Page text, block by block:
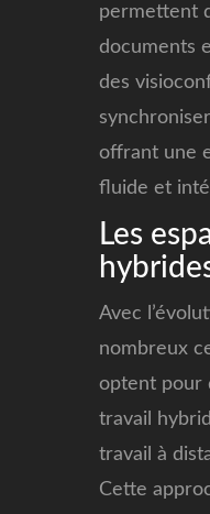
permettent
documents
des
offrant une
fluide et
Les
Avec
nombreux
optent pour
travail
travail à
Cette